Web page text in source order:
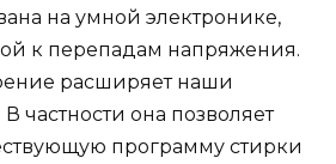
на умной электронике,
к перепадам напряжения.
расширяет наши
частности она позволяет
программу стирки